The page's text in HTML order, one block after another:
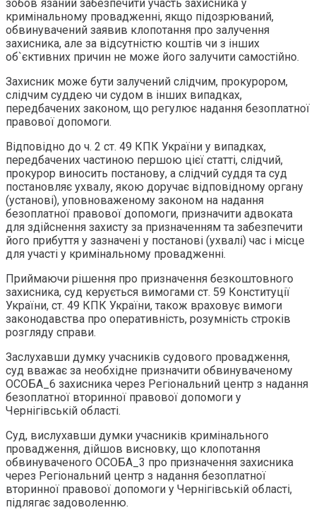
зобов`язаний забезпечити участь захисника у
кримінальному провадженні, якщо підозрюваний,
обвинувачений заявив клопотання про залучення
захисника, але за відсутністю коштів чи з інших
об`єктивних причин не може його залучити самостійно.
Захисник може бути залучений слідчим, прокурором,
слідчим суддею чи судом в інших випадках,
передбачених законом, що регулює надання безоплатної
правової допомоги.
Відповідно до ч. 2 ст. 49 КПК України у випадках,
передбачених частиною першою цієї статті, слідчий,
прокурор виносить постанову, а слідчий суддя та суд
постановляє ухвалу, якою доручає відповідному органу
(установі), уповноваженому законом на надання
безоплатної правової допомоги, призначити адвоката
для здійснення захисту за призначенням та забезпечити
його прибуття у зазначені у постанові (ухвалі) час і місце
для участі у кримінальному провадженні.
Приймаючи рішення про призначення безкоштовного
захисника, суд керується вимогами ст. 59 Конституції
України, ст. 49 КПК України, також враховує вимоги
законодавства про оперативність, розумність строків
розгляду справи.
Заслухавши думку учасників судового провадження,
суд вважає за необхідне призначити обвинуваченому
ОСОБА_6 захисника через Регіональний центр з надання
безоплатної вторинної правової допомоги у
Чернігівській області.
Суд, вислухавши думки учасників кримінального
провадження, дійшов висновку, що клопотання
обвинуваченого ОСОБА_3 про призначення захисника
через Регіональний центр з надання безоплатної
вторинної правової допомоги у Чернігівській області,
підлягає задоволенню.